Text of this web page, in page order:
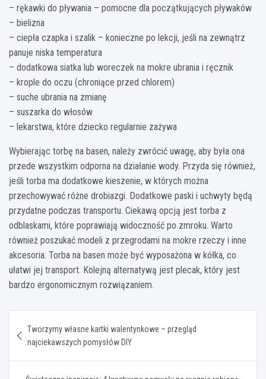
– rękawki do pływania – pomocne dla początkujących pływaków
– bielizna
– ciepła czapka i szalik – konieczne po lekcji, jeśli na zewnątrz
panuje niska temperatura
– dodatkowa siatka lub woreczek na mokre ubrania i ręcznik
– krople do oczu (chroniące przed chlorem)
– suche ubrania na zmianę
– suszarka do włosów
– lekarstwa, które dziecko regularnie zażywa
Wybierając torbę na basen, należy zwrócić uwagę, aby była ona
przede wszystkim odporna na działanie wody. Przyda się również,
jeśli torba ma dodatkowe kieszenie, w których można
przechowywać różne drobiazgi. Dodatkowe paski i uchwyty będą
przydatne podczas transportu. Ciekawą opcją jest torba z
odblaskami, które poprawiają widoczność po zmroku. Warto
również poszukać modeli z przegrodami na mokre rzeczy i inne
akcesoria. Torba na basen może być wyposażona w kółka, co
ułatwi jej transport. Kolejną alternatywą jest plecak, który jest
bardzo ergonomicznym rozwiązaniem.
wpisu
Tworzymy własne kartki walentynkowe – przegląd
najciekawszych pomysłów DIY